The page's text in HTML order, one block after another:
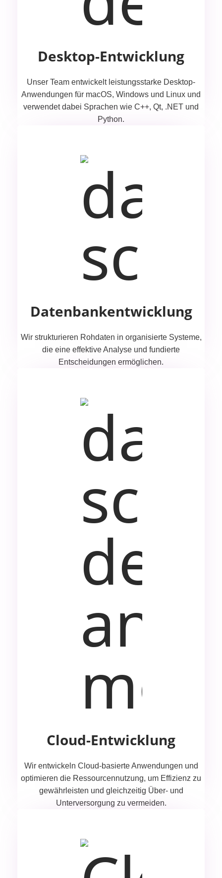
Desktop-Entwicklung
Unser Team entwickelt leistungsstarke Desktop-
Anwendungen für macOS, Windows und Linux und
verwendet dabei Sprachen wie C++, Qt, .NET und
Python.
Datenbankentwicklung
Wir strukturieren Rohdaten in organisierte Systeme,
die eine effektive Analyse und fundierte
Entscheidungen ermöglichen.
Cloud-Entwicklung
Wir entwickeln Cloud-basierte Anwendungen und
optimieren die Ressourcennutzung, um Effizienz zu
gewährleisten und gleichzeitig Über- und
Unterversorgung zu vermeiden.